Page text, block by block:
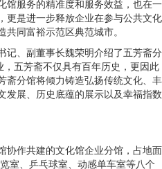
馆服务的精准度和服务效益，也在一
更是进一步释放企业在参与公共文化
同富裕示范区典范城市。
记、副董事长魏荣明介绍了五芳斋分
，五芳斋不仅具有百年历史，更因此
斋分馆将倾力铸造弘扬传统文化、丰
发展、历史底蕴的展示以及幸福指数
协作共建的文化馆企业分馆，占地面
室、乒乓球室、动感单车室等八个